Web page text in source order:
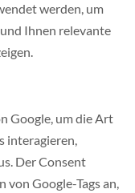
werden, um
Ihnen relevante
Google, um die Art
interagieren,
Der Consent
von Google-Tags an,